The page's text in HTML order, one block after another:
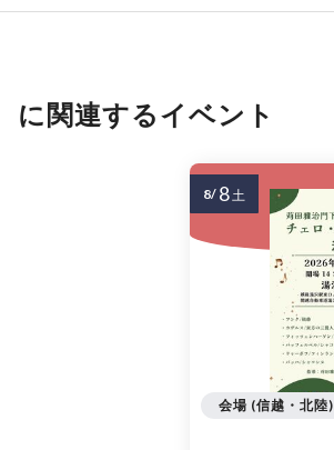
に関連するイベント
会場 (信越・北陸)
8/ 8土